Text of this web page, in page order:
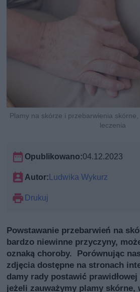
Plamy na skórze i przebarwienia
leczenia
Opublikowano:04.12.2023
Autor:Ludwika Wykurz
Drukuj
Powstawanie przebarwień na
bardzo niewinne przyczyny,
oznaką choroby. Porównując
zdjęcia dostępne na stronach
damy rady postawić
jeżeli zauważymy plamy skórne,